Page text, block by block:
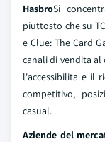
HasbroSi
piuttosto che su
e Clue: The Card
canali di vendita al
l'accessibilita e il
competitivo,
casual.
Aziende del